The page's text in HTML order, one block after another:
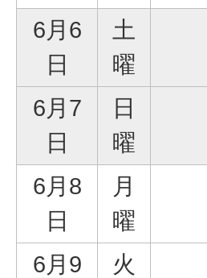
6月6
日
土
曜
6月7
日
日
曜
6月8
日
月
曜
6月9
火